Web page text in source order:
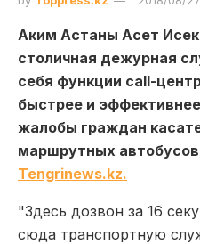
Аким Астаны Асет
столичная дежурная
себя функции call-
быстрее и
жалобы граждан
маршрутных
Tengrinews.kz.
"Здесь дозвон за 16
сюда транспортную